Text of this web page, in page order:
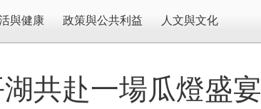
與健康 政策與公共利益 人文與文化
共赴一場瓜燈盛宴